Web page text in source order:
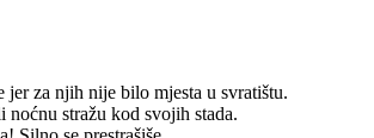
za njih nije bilo mjesta u svratištu.
stražu kod svojih stada.